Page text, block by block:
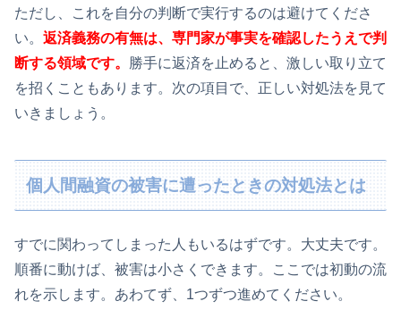
ただし、これを自分の判断で実行するのは避けてくださ
い。 返済義務の有無は、専門家が事実を確認したうえで判
断する領域です。 勝手に返済を止めると、激しい取り立て
を招くこともあります。次の項目で、正しい対処法を見て
いきましょう。
個人間融資の被害に遭ったときの対処法とは
すでに関わってしまった人もいるはずです。大丈夫です。
順番に動けば、被害は小さくできます。ここでは初動の流
れを示します。あわてず、1つずつ進めてください。